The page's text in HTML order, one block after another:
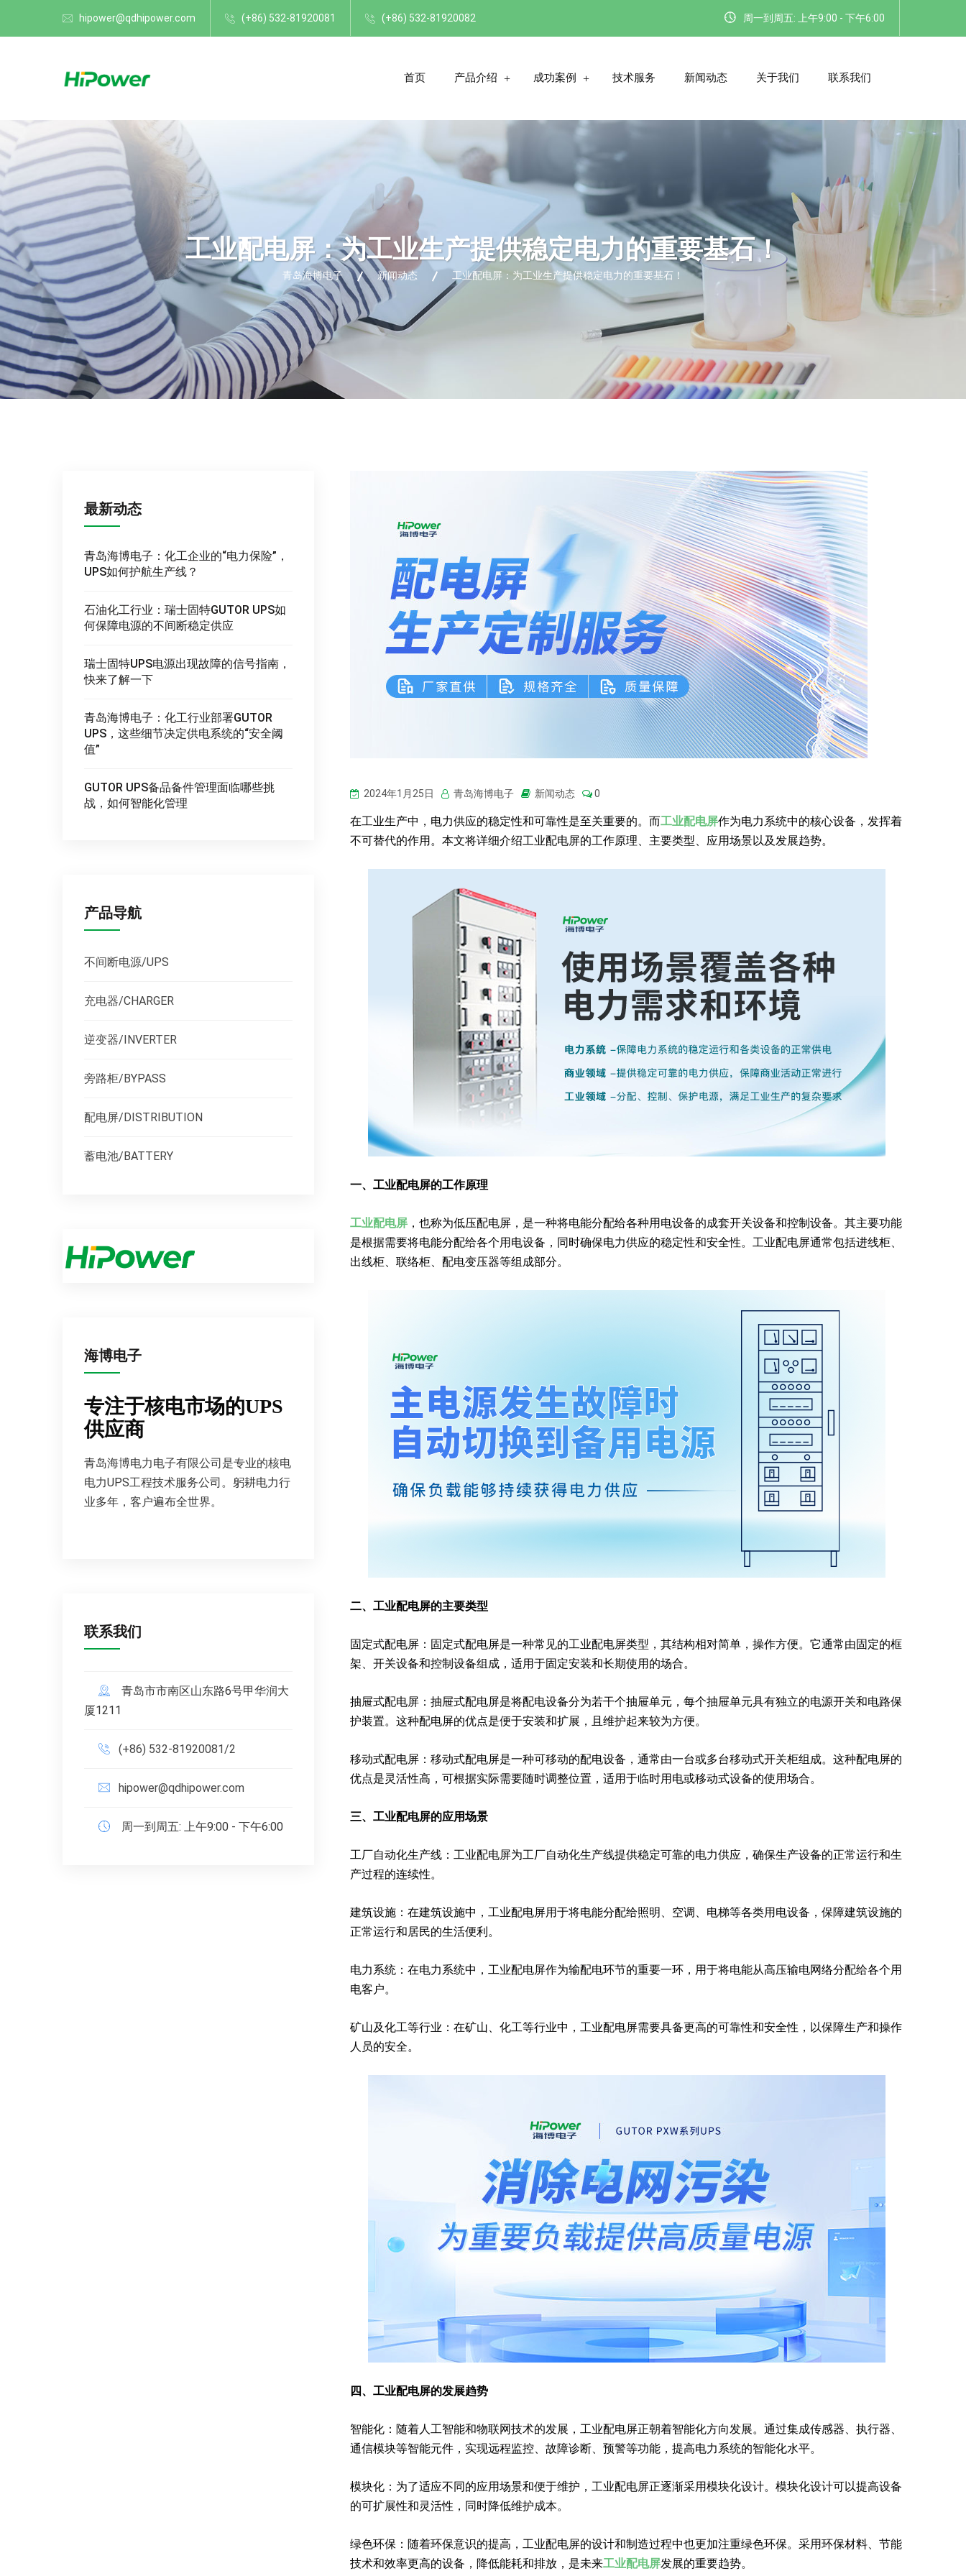
hipower@qdhipower.com (+86) 532-81920081 (+86) 532-81920082 周一到周五: 上午9:00 - 下午6:00
首页 产品介绍 成功案例 技术服务 新闻动态 关于我们 联系我们
工业配电屏：为工业生产提供稳定电力的重要基石！
青岛海博电子 新闻动态 工业配电屏：为工业生产提供稳定电力的重要基石！
2024年1月25日 青岛海博电子 新闻动态 0
在工业生产中，电力供应的稳定性和可靠性是至关重要的。而工业配电屏作为电力系统中的核心设备，发挥着
不可替代的作用。本文将详细介绍工业配电屏的工作原理、主要类型、应用场景以及发展趋势。
一、工业配电屏的工作原理
工业配电屏 ，也称为低压配电屏，是一种将电能分配给各种用电设备的成套开关设备和控制设备。其主要功能
是根据需要将电能分配给各个用电设备，同时确保电力供应的稳定性和安全性。工业配电屏通常包括进线柜、
出线柜、联络柜、配电变压器等组成部分。
二、工业配电屏的主要类型
固定式配电屏：固定式配电屏是一种常见的工业配电屏类型，其结构相对简单，操作方便。它通常由固定的框
架、开关设备和控制设备组成，适用于固定安装和长期使用的场合。
抽屉式配电屏：抽屉式配电屏是将配电设备分为若干个抽屉单元，每个抽屉单元具有独立的电源开关和电路保
护装置。这种配电屏的优点是便于安装和扩展，且维护起来较为方便。
移动式配电屏：移动式配电屏是一种可移动的配电设备，通常由一台或多台移动式开关柜组成。这种配电屏的
优点是灵活性高，可根据实际需要随时调整位置，适用于临时用电或移动式设备的使用场合。
三、工业配电屏的应用场景
工厂自动化生产线：工业配电屏为工厂自动化生产线提供稳定可靠的电力供应，确保生产设备的正常运行和生
产过程的连续性。
建筑设施：在建筑设施中，工业配电屏用于将电能分配给照明、空调、电梯等各类用电设备，保障建筑设施的
正常运行和居民的生活便利。
电力系统：在电力系统中，工业配电屏作为输配电环节的重要一环，用于将电能从高压输电网络分配给各个用
电客户。
矿山及化工等行业：在矿山、化工等行业中，工业配电屏需要具备更高的可靠性和安全性，以保障生产和操作
人员的安全。
四、工业配电屏的发展趋势
智能化：随着人工智能和物联网技术的发展，工业配电屏正朝着智能化方向发展。通过集成传感器、执行器、
通信模块等智能元件，实现远程监控、故障诊断、预警等功能，提高电力系统的智能化水平。
模块化：为了适应不同的应用场景和便于维护，工业配电屏正逐渐采用模块化设计。模块化设计可以提高设备
的可扩展性和灵活性，同时降低维护成本。
绿色环保：随着环保意识的提高，工业配电屏的设计和制造过程中也更加注重绿色环保。采用环保材料、节能
技术和效率更高的设备，降低能耗和排放，是未来工业配电屏发展的重要趋势。
最新动态
青岛海博电子：化工企业的“电力保险”，
UPS如何护航生产线？
石油化工行业：瑞士固特GUTOR UPS如
何保障电源的不间断稳定供应
瑞士固特UPS电源出现故障的信号指南，
快来了解一下
青岛海博电子：化工行业部署GUTOR
UPS，这些细节决定供电系统的“安全阈
值”
GUTOR UPS备品备件管理面临哪些挑
战，如何智能化管理
产品导航
不间断电源/UPS
充电器/CHARGER
逆变器/INVERTER
旁路柜/BYPASS
配电屏/DISTRIBUTION
蓄电池/BATTERY
海博电子
专注于核电市场的UPS
供应商
青岛海博电力电子有限公司是专业的核电
电力UPS工程技术服务公司。躬耕电力行
业多年，客户遍布全世界。
联系我们
青岛市市南区山东路6号甲华润大
厦1211
(+86) 532-81920081/2
hipower@qdhipower.com
周一到周五: 上午9:00 - 下午6:00